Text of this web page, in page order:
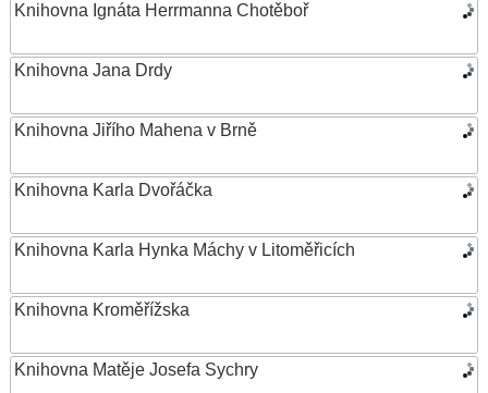
Knihovna Ignáta Herrmanna Chotěboř
Knihovna Jana Drdy
Knihovna Jiřího Mahena v Brně
Knihovna Karla Dvořáčka
Knihovna Karla Hynka Máchy v Litoměřicích
Knihovna Kroměřížska
Knihovna Matěje Josefa Sychry